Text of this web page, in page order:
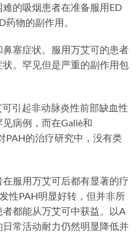
的吸烟患者在准备服用ED
物的副作用。
塞症状。服用万艾可的患者
。罕见但是严重的副作用包
引起非动脉炎性前部缺血性
病例，而在Galiè和
PAH的治疗研究中，没有类
服用万艾可后都有显著的疗
性PAH明显好转，但并非所
都能从万艾可中获益。以A
常活动耐力仍然明显降低并